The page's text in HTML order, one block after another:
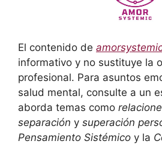
El contenido de
informativo y no sustituye la
profesional. Para asuntos
salud mental, consulte a un
aborda temas como
separación y superación
Pensamiento Sistémico y la